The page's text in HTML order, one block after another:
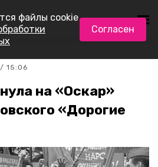
/ 15:06
на «Оскар»
«Дорогие
файлы cookie
Согласен